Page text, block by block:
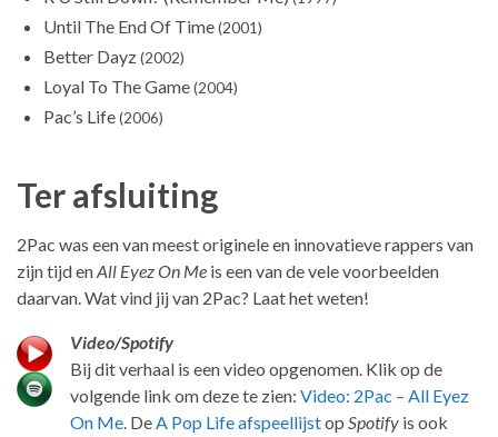
Until The End Of Time(2001)
Better Dayz(2002)
Loyal To The Game(2004)
Pac’s Life(2006)
Ter afsluiting
2Pac was een van meest originele en innovatieve rappers van
zijn tijd enAll Eyez On Me is een van de vele voorbeelden
daarvan. Wat vind jij van 2Pac? Laat het weten!
Video/Spotify
Bij dit verhaal is een video opgenomen. Klik op de
volgende link om deze te zien: Video: 2Pac – All Eyez
On Me. DeA Pop Life afspeellijstop Spotify is ook